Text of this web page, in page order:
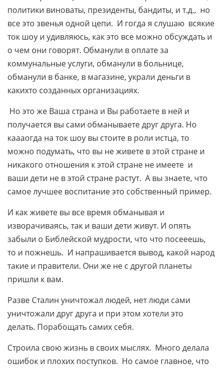
политики виноваты, президенты, бандиты, и т.д., но
все это звенья одной цепи. И гогда я слушаю всякие
ток шоу и удивляюсь, как это все можно обсуждать и
о чем они говорят. Обманули в оплате за
коммунальные услуги, обманули в больнице,
обманули в банке, в магазине, украли деньги в
какихто созданных организациях.
Но это же Ваша страна и Вы работаете в ней и
получается вы сами обманываете друг друга. Но
каааогда на ток шоу вы стоите в роли истца, то
можно подумать, что вы не живете в этой стране и
никакого отношения к этой стране не имеете и
ваши дети не в этой стране растут. А вы знаете, что
самое лучшее воспитание это собственный пример.
И как живете вы все время обманывая и
изворачиваясь, так и ваши дети живут. И опять
забыли о Библейской мудрости, что что посееешь,
то и пожнешь. И напрашивается вывод, какой народ
такие и правители. Они же не с другой планеты
пришли к вам.
Разве Сталин уничтожал людей, нет люди сами
уничтожали друг друга и при этом хотели это
делать. Порабощать самих себя.
Строила свою жизнь в своих мыслях. Много делала
ошибок и плохих поступков. Но самое главное, что